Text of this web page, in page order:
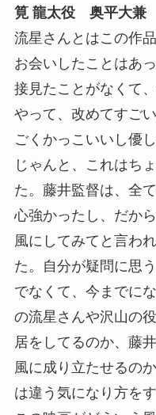
筧 龍太役 奥平大兼
流星さんとはこの作
お会いしたことはあ
接見たことがなくて
やって、改めてすご
ごくかっこいいし優
じゃんと、これはち
た。藤井監督は、全
心強かったし、だか
風にしてみてと言わ
た。自分が疑問に思
でなくて、今までに
の流星さんや沢山の
居をしてるのか、藤
風に成り立たせるの
は違う気になり方を